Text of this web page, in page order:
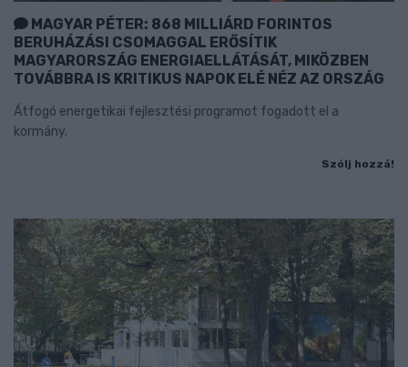
MAGYAR PÉTER: 868 MILLIÁRD FORINTOS
BERUHÁZÁSI CSOMAGGAL ERŐSÍTIK
MAGYARORSZÁG ENERGIAELLÁTÁSÁT, MIKÖZBEN
TOVÁBBRA IS KRITIKUS NAPOK ELÉ NÉZ AZ ORSZÁG
Átfogó energetikai fejlesztési programot fogadott el a
kormány.
Szólj hozzá!